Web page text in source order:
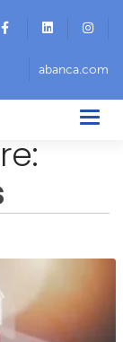
abanca.com